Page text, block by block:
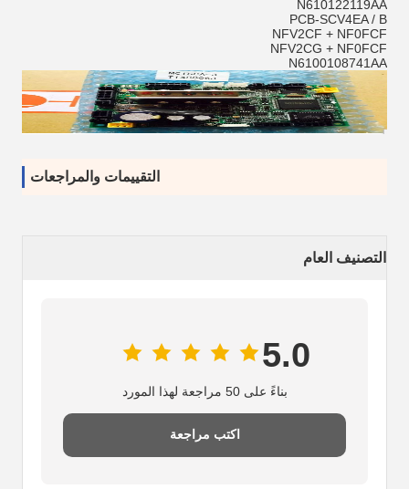
N610122119AA
PCB-SCV4EA / B
NFV2CF + NF0FCF
NFV2CG + NF0FCF
N6100108741AA
التقييمات والمراجعات
التصنيف العام
5.0
بناءً على 50 مراجعة لهذا المورد
اكتب مراجعة